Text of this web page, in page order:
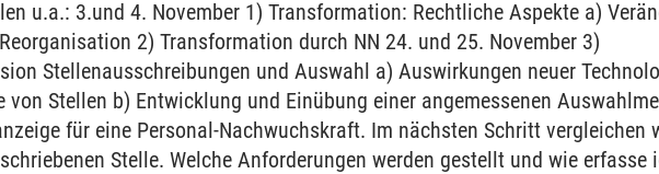
u.a.: 3.und 4. November 1) Transformation: Rechtliche Aspekte a)
2) Transformation durch NN 24. und 25. November 3)
Stellenausschreibungen und Auswahl a) Auswirkungen neuer
Stellen b) Entwicklung und Einübung einer angemessenen
für eine Personal-Nachwuchskraft. Im nächsten Schritt vergleichen
Stelle. Welche Anforderungen werden gestellt und wie erfasse